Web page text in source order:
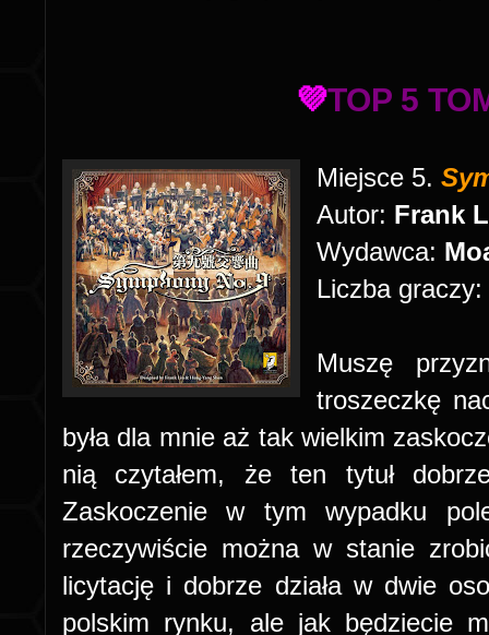
💜TOP 5
Miejsce 5.
Autor: Frank
Wydawca:
Liczba graczy:
Muszę
troszeczkę
była dla mnie aż tak wielkim
nią czytałem, że ten tytuł
Zaskoczenie w tym wypadku
rzeczywiście można w stanie
licytację i dobrze działa w dwie
polskim rynku, ale jak będziecie